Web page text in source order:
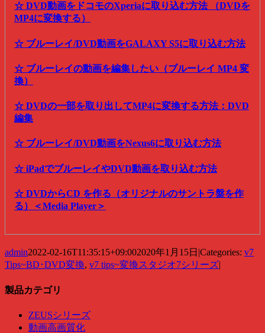
☆ DVD動画をドコモのXperiaに取り込む方法 （DVDを
MP4に変換する）
☆ ブルーレイ/DVD動画をGALAXY S5に取り込む方法
☆ ブルーレイの動画を編集したい（ブルーレイ MP4 変
換）
☆ DVDの一部を取り出してMP4に変換する方法：DVD
編集
☆ ブルーレイ/DVD動画をNexus6に取り込む方法
☆ iPadでブルーレイやDVD動画を取り込む方法
☆ DVDからCD を作る（オリジナルのサントラ盤を作
る）＜Media Player＞
admin2022-02-16T11:35:15+09:002020年1月15日 |Categories: v7
Tips~BD･DVD変換, v7 tips~変換スタジオ7シリーズ|
製品カテゴリ
ZEUSシリーズ
動画高画質化